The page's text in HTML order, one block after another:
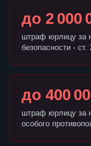
до 2 000
штраф юрлицу за
безопасности -
до 400
штраф юрлицу за
особого